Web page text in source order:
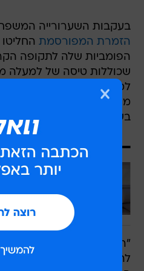
בעקבות השערורייה
הזמרת המפורסמת
הפומביות שלה לתקופה
למזרח התיכון, רק בשביל
מקומיים וללגום מהיין -
בשנים האחרונות.
עוד בוואלה
עם עבריין מין
לכתבה המלאה
"הכל כבר היה חתום וניקי
להשקה כשרה בהחלט",